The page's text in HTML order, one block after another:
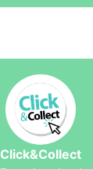
Click&Collect